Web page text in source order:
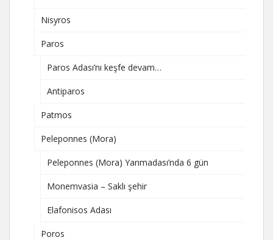
Nisyros
Paros
Paros Adası’nı keşfe devam…
Antiparos
Patmos
Peleponnes (Mora)
Peleponnes (Mora) Yarımadası’nda 6 gün
Monemvasia – Saklı şehir
Elafonisos Adası
Poros